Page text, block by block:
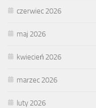
czerwiec 2026
maj 2026
kwiecień 2026
marzec 2026
luty 2026